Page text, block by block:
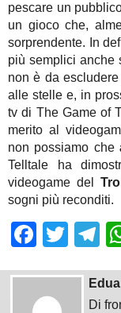
pescare un
un gioco che,
sorprendente. In
più semplici anche
non è da
alle stelle e, in
tv di The Game of
merito al
non possiamo che
Telltale ha
videogame del
sogni più reconditi.
Di